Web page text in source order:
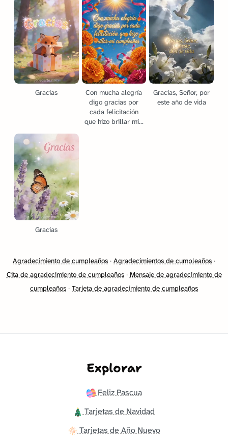
Gracias
Con mucha alegría
digo gracias por
cada felicitación
que hizo brillar mi...
Gracias, Señor, por
este año de vida
Gracias
Agradecimiento de cumpleaños · Agradecimientos de cumpleaños ·
Cita de agradecimiento de cumpleaños· Mensaje de agradecimiento de
cumpleaños · Tarjeta de agradecimiento de cumpleaños
Explorar
Feliz Pascua
Tarjetas de Navidad
Tarjetas de Año Nuevo